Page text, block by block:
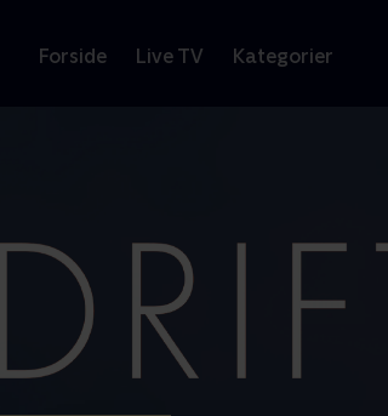
Forside Live TV Kategorier